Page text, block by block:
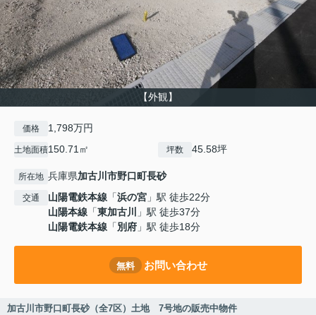
【外観】
価格 1,798万円
土地面積150.71㎡ 坪数 45.58坪
所在地 兵庫県加古川市野口町長砂
交通 山陽電鉄本線 「浜の宮 」駅 徒歩22分
山陽本線 「東加古川
」駅 徒歩37分
山陽電鉄本線 「別府 」駅 徒歩18分
無料 お問い合わせ
加古川市野口町長砂（全7区）土地 7号地の販売中物件